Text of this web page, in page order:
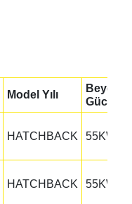
Model Yılı
Beygir
Gücü
HATCHBACK 55KW
HATCHBACK 55KW